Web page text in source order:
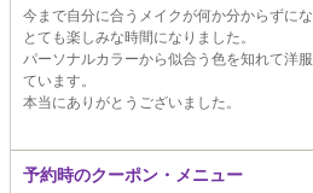
今まで自分に合うメイクが何か分からずに
とても楽しみな時間になりました。
パーソナルカラーから似合う色を知れて洋
ています。
本当にありがとうございました。
予約時のクーポン・メニュー